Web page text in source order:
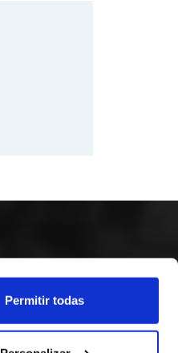
Permitir todas